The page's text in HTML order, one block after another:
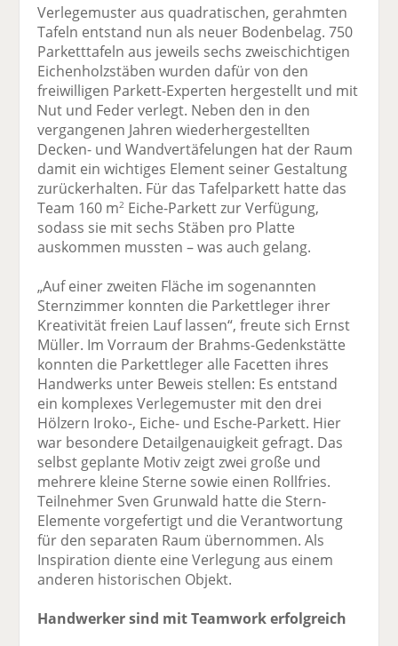
Verlegemuster aus quadratischen, gerahmten
Tafeln entstand nun als neuer Bodenbelag. 750
Parketttafeln aus jeweils sechs zweischichtigen
Eichenholzstäben wurden dafür von den
freiwilligen Parkett-Experten hergestellt und mit
Nut und Feder verlegt. Neben den in den
vergangenen Jahren wiederhergestellten
Decken- und Wandvertäfelungen hat der Raum
damit ein wichtiges Element seiner Gestaltung
zurückerhalten. Für das Tafelparkett hatte das
Team 160 m2 Eiche-Parkett zur Verfügung,
sodass sie mit sechs Stäben pro Platte
auskommen mussten – was auch gelang.
„Auf einer zweiten Fläche im sogenannten
Sternzimmer konnten die Parkettleger ihrer
Kreativität freien Lauf lassen“, freute sich Ernst
Müller. Im Vorraum der Brahms-Gedenkstätte
konnten die Parkettleger alle Facetten ihres
Handwerks unter Beweis stellen: Es entstand
ein komplexes Verlegemuster mit den drei
Hölzern Iroko-, Eiche- und Esche-Parkett. Hier
war besondere Detailgenauigkeit gefragt. Das
selbst geplante Motiv zeigt zwei große und
mehrere kleine Sterne sowie einen Rollfries.
Teilnehmer Sven Grunwald hatte die Stern-
Elemente vorgefertigt und die Verantwortung
für den separaten Raum übernommen. Als
Inspiration diente eine Verlegung aus einem
anderen historischen Objekt.
Handwerker sind mit Teamwork erfolgreich